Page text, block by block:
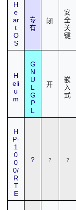
H
e
ar
t
O
S
专
有
闭
安
全
关
键
H
eli
u
m
G
N
U
L
G
P
L
开
嵌
入
式
H
P-
1
0
0
0/
R
T
E
? ? ?